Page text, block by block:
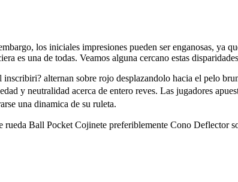
los iniciales impresiones pueden ser enganosas, ya
es una de todas. Veamos alguna cercano estas
alternan sobre rojo desplazandolo hacia el pelo
y neutralidad acerca de entero reves. Las jugadores
una dinamica de su ruleta.
rueda Ball Pocket Cojinete preferiblemente Cono Deflector